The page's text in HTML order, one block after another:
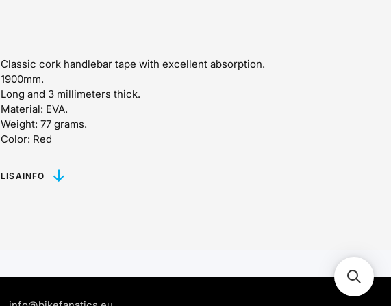
Classic cork handlebar tape with excellent absorption.
1900mm.
Long and 3 millimeters thick.
Material: EVA.
Weight: 77 grams.
Color: Red
LISAINFO